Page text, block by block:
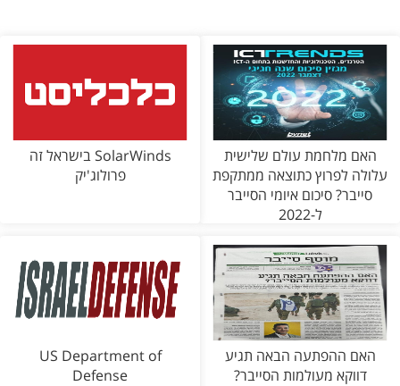
האם מלחמת עולם שלישית
עלולה לפרוץ כתוצאה ממתקפת
סייבר? סיכום איומי הסייבר
ל-2022
SolarWinds בישראל זה
פרולוג'יק
האם ההפתעה הבאה תגיע
דווקא מעולמות הסייבר?
US Department of
Defense